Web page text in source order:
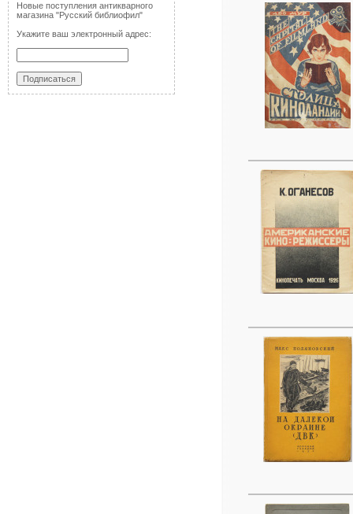
Новые поступления антикварного
магазина "Русский библиофил"
Укажите ваш электронный адрес: